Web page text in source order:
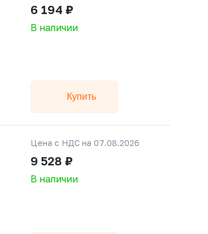
6 194 ₽
В наличии
Купить
Цена с НДС на 07.08.2026
9 528 ₽
В наличии